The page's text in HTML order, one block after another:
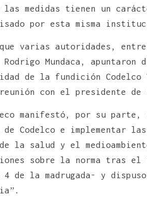
las medidas tienen un
por esta misma
que varias autoridades,
Mundaca, apuntaron
de la fundición Codelco
reunión con el presidente de
manifestó, por su
de Codelco e implementar
la salud y el
sobre la norma tras
de la madrugada- y